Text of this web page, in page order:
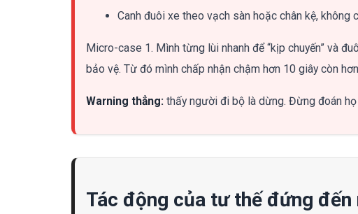
Canh đuôi xe theo vạch sàn hoặc chân kệ, không
Micro-case 1. Mình từng lùi nhanh để “kịp chuyến” và
bảo vệ. Từ đó mình chấp nhận chậm hơn 10 giây còn
Warning thẳng: thấy người đi bộ là dừng. Đừng đoán họ
Tác động của tư thế đứng